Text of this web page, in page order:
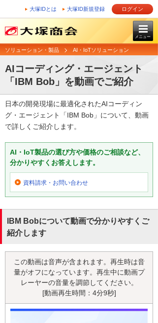
大塚IDとは 大塚ID新規登録 ログイン
メニュー
ソリューション・製品 AI・IoTソリューション
AIコーディング・エージェント
「IBM Bob」を動画でご紹介
日本の開発現場に最適化されたAIコーディン
グ・エージェント「IBM Bob」について、動画
で詳しくご紹介します。
AI・IoT製品の選び方や価格のご相談など、
分かりやすくお答えします。
資料請求・お問い合わせ
IBM Bobについて動画で分かりやすくご
紹介します
この動画は音声が含まれます。再生時は音
量がオフになっています。再生中に動画プ
レーヤーの音量を調節してください。
[動画再生時間：4分9秒]